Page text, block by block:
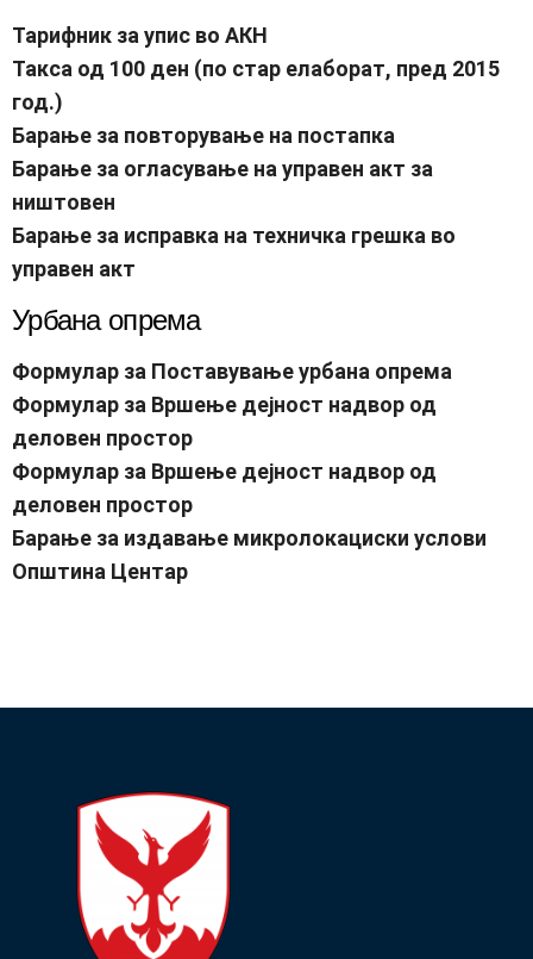
Тарифник за упис во АКН
Такса од 100 ден (по стар елаборат, пред 2015
год.)
Барање за повторување на постапка
Барање за огласување на управен акт за
ништовен
Барање за исправка на техничка грешка во
управен акт
Урбана опрема
Формулар за Поставување урбана опрема
Формулар за Вршење дејност надвор од
деловен простор
Формулар за Вршење дејност надвор од
деловен простор
Барање за издавање микролокациски услови
Општина Центар